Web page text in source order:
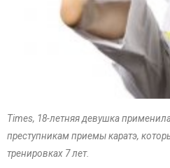
Times, 18-летняя девушка
преступникам приемы каратэ,
тренировках 7 лет.